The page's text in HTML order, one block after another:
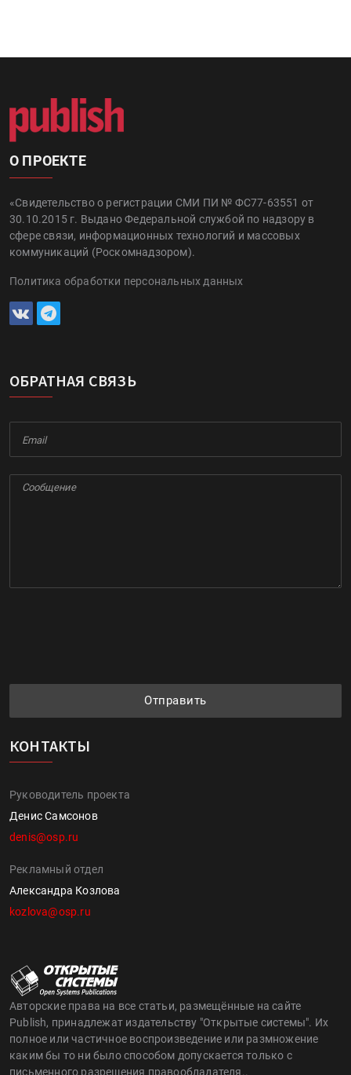
О ПРОЕКТЕ
«Свидетельство о регистрации СМИ ПИ № ФС77-63551 от
30.10.2015 г. Выдано Федеральной службой по надзору в
сфере связи, информационных технологий и массовых
коммуникаций (Роскомнадзором).
Политика обработки персональных данных
ОБРАТНАЯ СВЯЗЬ
Отправить
КОНТАКТЫ
Руководитель проекта
Денис Самсонов
denis@osp.ru
Рекламный отдел
Александра Козлова
kozlova@osp.ru
Авторские права на все статьи, размещённые на сайте
Publish, принадлежат издательству "Открытые системы". Их
полное или частичное воспроизведение или размножение
каким бы то ни было способом допускается только с
письменного разрешения правообладателя..